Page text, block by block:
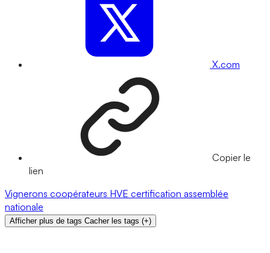
X.com
Copier le
lien
Vignerons coopérateurs HVE certification assemblée
nationale
Afficher plus de tags Cacher les tags (+)